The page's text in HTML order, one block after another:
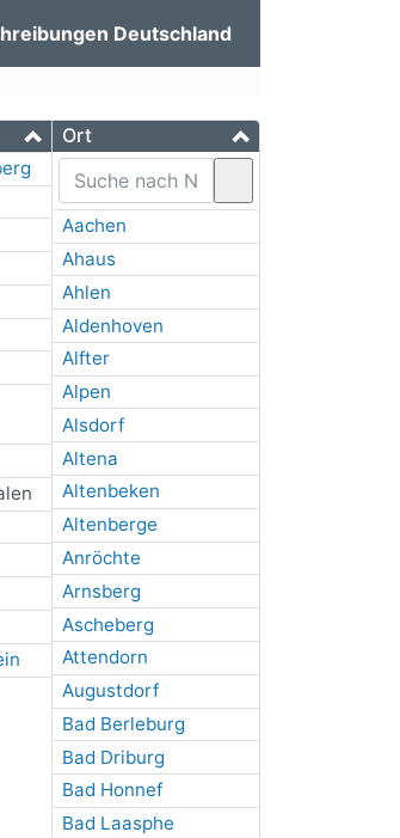
Deutschland
Ort
Aachen
Ahaus
Ahlen
Aldenhoven
Alfter
Alpen
Alsdorf
Altena
Altenbeken
Altenberge
Anröchte
Arnsberg
Ascheberg
Attendorn
Augustdorf
Bad Berleburg
Bad Driburg
Bad Honnef
Bad Laasphe